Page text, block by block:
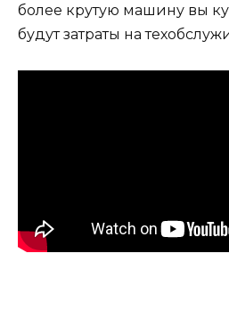
более крутую машину вы
будут затраты на